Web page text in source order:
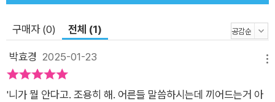
구매자 (0) 전체 (1)
박효경 2025-01-23
'니가 뭘 안다고. 조용히 해. 어른들 말씀하시는데 끼어드는거 아